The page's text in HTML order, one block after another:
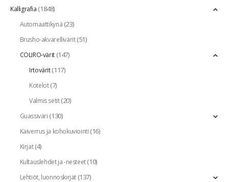
Kalligrafia(1848)
Automaattikynä(23)
Brusho-akvarellivärit(51)
COLIRO-värit(147)
Irtovärit(117)
Kotelot(7)
Valmis setit(20)
Guassiväri(130)
Kaiverrus ja kohokuviointi(16)
Kirjat(4)
Kultauslehdet ja -nesteet(10)
Lehtiöt, luonnoskirjat(137)